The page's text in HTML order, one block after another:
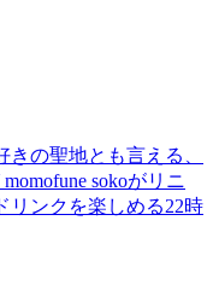
の聖地とも言える、
sokoがリニ
リンクを楽しめる22時